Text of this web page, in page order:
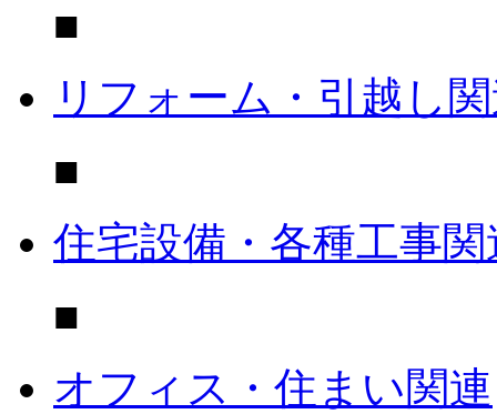
■
リフォーム・引越し
■
住宅設備・各種工事関
■
オフィス・住まい関連